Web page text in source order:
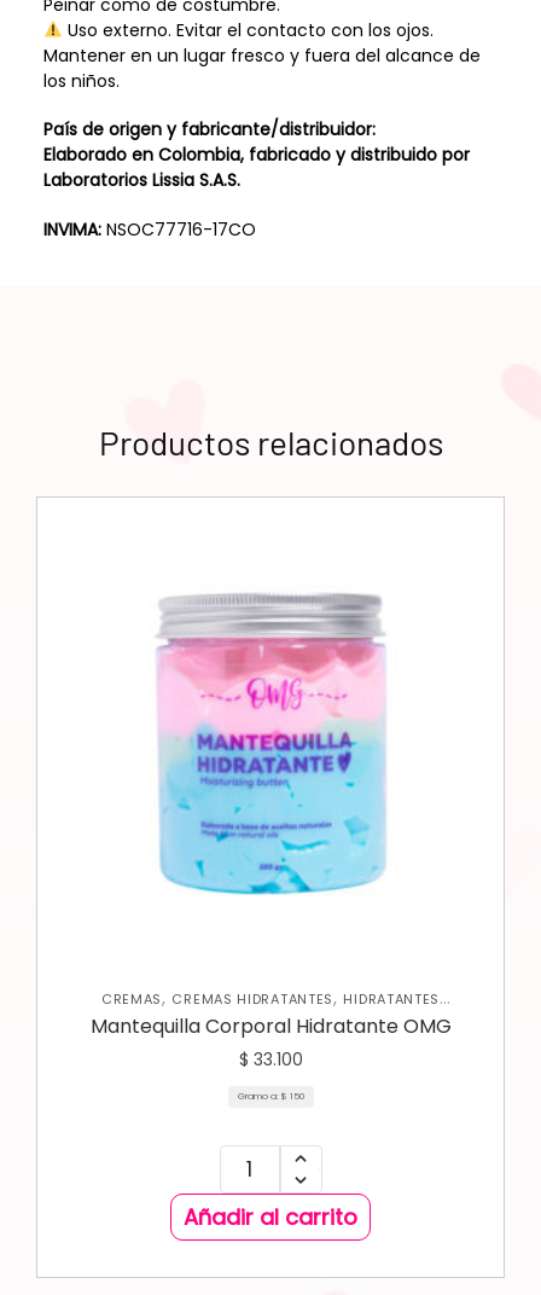
Uso externo. Evitar el contacto con los ojos.
Mantener en un lugar fresco y fuera del alcance de
los niños.
País de origen y fabricante/distribuidor:
Elaborado en Colombia, fabricado y distribuido por
Laboratorios Lissia S.A.S.
INVIMA:NSOC77716-17CO
Productos relacionados
CREMAS, CREMAS HIDRATANTES, HIDRATANTES
CORPORALES
NUEVA COLECCIÓN, SKIN CARE CORPORAL
Mantequilla Corporal Hidratante OMG
$ 33.100
Gramo a: $ 150
Añadir al carrito